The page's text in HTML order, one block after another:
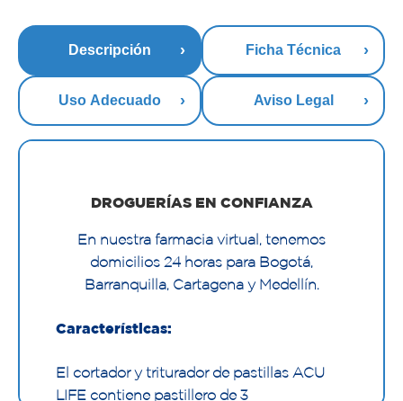
Descripción Ficha Técnica
Uso Adecuado Aviso Legal
DROGUERÍAS EN CONFIANZA
En nuestra farmacia virtual, tenemos
domicilios 24 horas para Bogotá,
Barranquilla, Cartagena y Medellín.
Características:
El cortador y triturador de pastillas ACU
LIFE contiene pastillero de 3